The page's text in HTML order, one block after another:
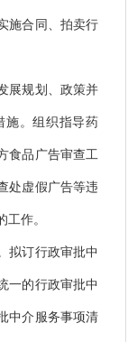
施合同、拍卖行
规划、政策并
施。组织指导药
食品广告审查工
处虚假广告等违
作。
订行政审批中
一的行政审批中
中介服务事项清